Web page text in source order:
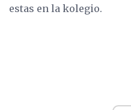
estas en la kolegio.